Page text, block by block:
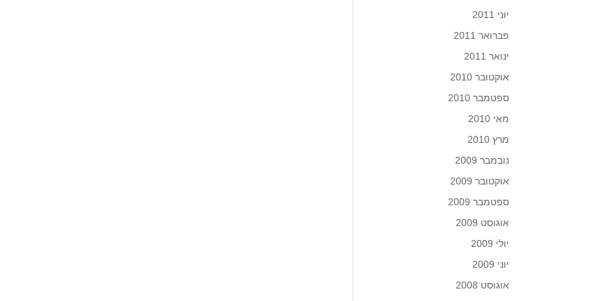
יוני 2011
פברואר 2011
ינואר 2011
אוקטובר 2010
ספטמבר 2010
מאי 2010
מרץ 2010
נובמבר 2009
אוקטובר 2009
ספטמבר 2009
אוגוסט 2009
יולי 2009
יוני 2009
אוגוסט 2008